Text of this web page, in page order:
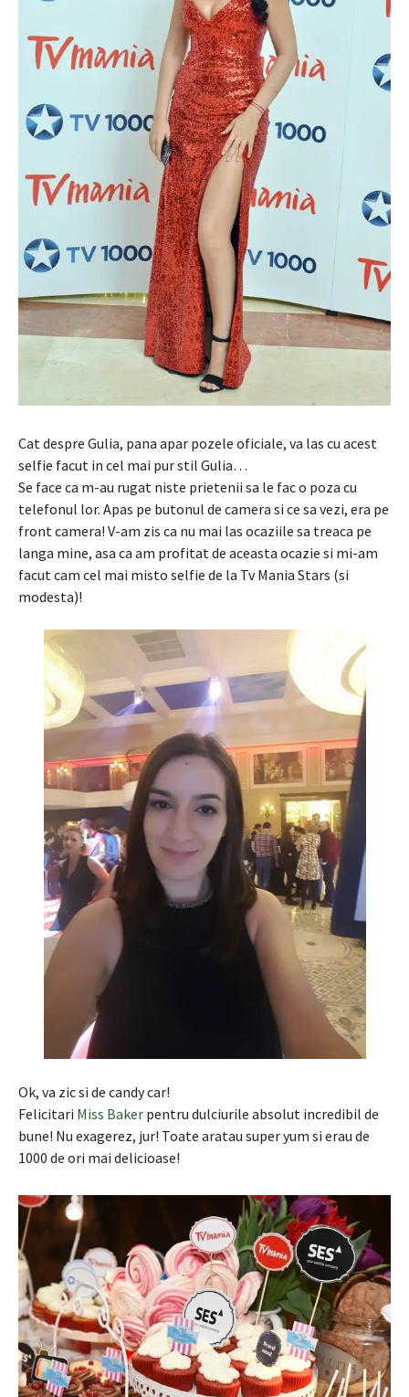
Cat despre Gulia, pana apar pozele oficiale, va las cu acest
selfie facut in cel mai pur stil Gulia…
Se face ca m-au rugat niste prietenii sa le fac o poza cu
telefonul lor. Apas pe butonul de camera si ce sa vezi, era pe
front camera! V-am zis ca nu mai las ocaziile sa treaca pe
langa mine, asa ca am profitat de aceasta ocazie si mi-am
facut cam cel mai misto selfie de la Tv Mania Stars (si
modesta)!
Ok, va zic si de candy car!
Felicitari Miss Baker pentru dulciurile absolut incredibil de
bune! Nu exagerez, jur! Toate aratau super yum si erau de
1000 de ori mai delicioase!